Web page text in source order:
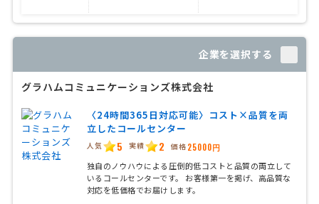
企業を選択する
グラハムコミュニケーションズ株式会社
〈24時間365日対応可能〉コスト×品質を両
立したコールセンター
人気 5 実績 2 価格 25000円
独自のノウハウによる圧倒的低コストと品質の両立して
いるコールセンターです。 お客様第一を掲げ、高品質な
対応を低価格でお届けします。